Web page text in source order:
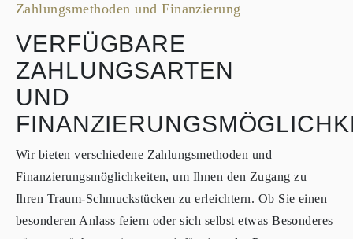
Zahlungsmethoden und Finanzierung
VERFÜGBARE
ZAHLUNGSARTEN
UND
Wir bieten verschiedene Zahlungsmethoden und
Finanzierungsmöglichkeiten, um Ihnen den Zugang zu
Ihren Traum-Schmuckstücken zu erleichtern. Ob Sie einen
besonderen Anlass feiern oder sich selbst etwas Besonderes